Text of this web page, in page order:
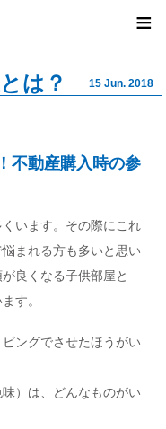
ユナイ
≡
は？ 15 Jun. 2018
不動産購入時の参
います。その際にこれ
まれる方も多いと思い
良くなる子供部屋と
す。
ングでさせたほうがい
）は、どんなものがい